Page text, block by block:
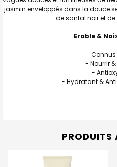
jasmin enveloppés dans la douce
de santal noir et
Erable &
Connus
- Nourrir
-
- Hydratant &
PRODUITS